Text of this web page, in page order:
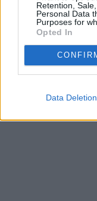
Retention,
Personal Data
Purposes for
Opted In
Data Deletion